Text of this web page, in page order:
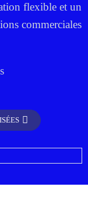
flexible et un
commerciales